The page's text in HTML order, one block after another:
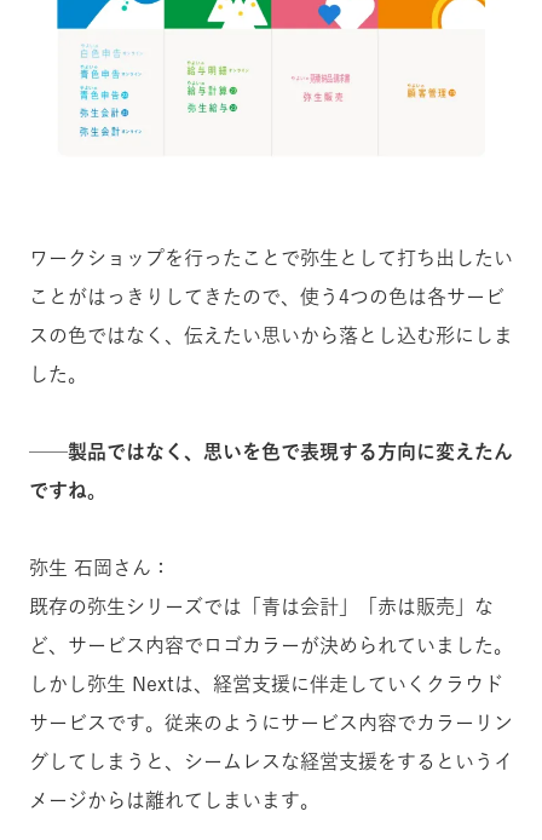
ワークショップを行ったことで弥生として打ち出したい
ことがはっきりしてきたので、使う4つの色は各サービ
スの色ではなく、伝えたい思いから落とし込む形にしま
した。
──製品ではなく、思いを色で表現する方向に変えたん
ですね。
弥生 石岡さん：
既存の弥生シリーズでは「青は会計」「赤は販売」な
ど、サービス内容でロゴカラーが決められていました。
しかし弥生 Nextは、経営支援に伴走していくクラウド
サービスです。従来のようにサービス内容でカラーリン
グしてしまうと、シームレスな経営支援をするというイ
メージからは離れてしまいます。